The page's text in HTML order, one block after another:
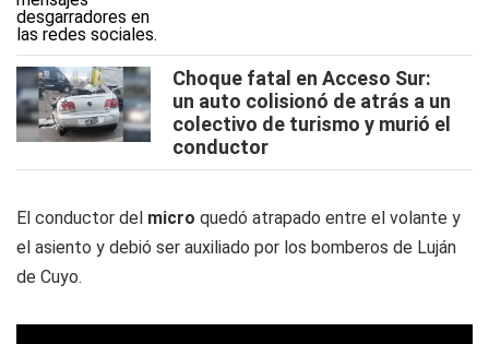
Choque fatal en Acceso Sur:
un auto colisionó de atrás a un
colectivo de turismo y murió el
conductor
El conductor del micro quedó atrapado entre el volante y
el asiento y debió ser auxiliado por los bomberos de Luján
de Cuyo.